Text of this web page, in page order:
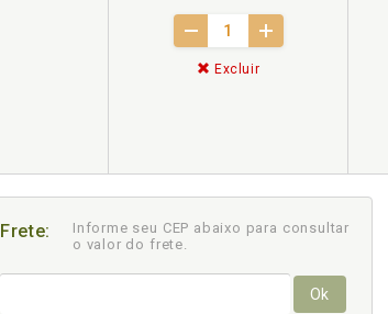
Excluir
Frete:
Informe seu CEP abaixo para consultar
o valor do frete.
Ok